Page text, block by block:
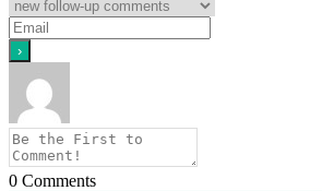
0 Comments